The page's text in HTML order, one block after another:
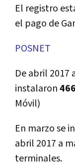
El registro
el pago de
POSNET
De abril 2017
instalaron
Móvil)
En marzo se
abril 2017 a
terminales.